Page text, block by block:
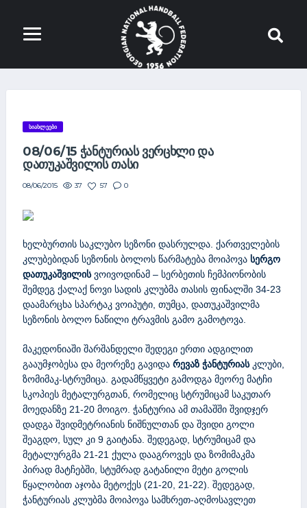
ᲡᲘᲐᲮᲚᲔᲔᲑᲘ
08/06/15 ᲭᲐᲜᲢᲣᲠᲘᲐᲡ ᲕᲔᲠᲪᲮᲚᲘ ᲓᲐ
ᲓᲐᲗᲣᲙᲐᲨᲕᲘᲚᲘᲡ ᲗᲐᲡᲘ
08/06/2015 37 57 0
ხელბურთის საკლუბო სეზონი დასრულდა. ქართველების
კლუბებიდან სეზონის ბოლოს წარმატება მოიპოვა სერგო
დათუკაშვილისვოივოდინამ – სერბეთის ჩემპიონობის
შემდეგ ქალაქ ნოვი სადის კლუბმა თასის ფინალში 34-23
დაამარცხა სპარტაკ ვოიპუტი, თუმცა, დათუკაშვილმა
სეზონის ბოლო ნაწილი ტრავმის გამო გამოტოვა.
მაკედონიაში შარშანდელი შედეგი ერთი ადგილით
გააუმჯობესა და მეორეზე გავიდა რევაზ ჭანტურიასკლუბი,
ზომიმაკ-სტრუმიცა. გადამწყვეტი გამოდგა მეორე მატჩი
სკოპიეს მეტალურგთან, რომელიც სტრუმიცამ საკუთარ
მოედანზე 21-20 მოიგო. ჭანტურია ამ თამაშში შვიდჯერ
დადგა შვიდმეტრიანის ნიშნულთან და შვიდი გოლი
შეაგდო, სულ კი 9 გაიტანა. შედეგად, სტრუმიცამ და
მეტალურგმა 21-21 ქულა დააგროვეს და ზომიმაკმა
პირად მატჩებში, სტუმრად გატანილი მეტი გოლის
წყალობით აჯობა მეტოქეს (21-20, 21-22). შედეგად,
ჭანტურიას კლუბმა მოიპოვა სამხრეთ-აღმოსავლეთ